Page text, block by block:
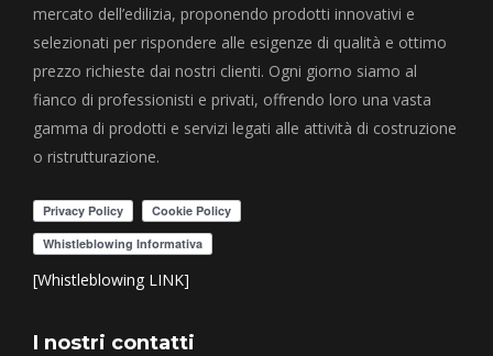
mercato dell’edilizia, proponendo prodotti innovativi e
selezionati per rispondere alle esigenze di qualità e ottimo
prezzo richieste dai nostri clienti. Ogni giorno siamo al
fianco di professionisti e privati, offrendo loro una vasta
gamma di prodotti e servizi legati alle attività di costruzione
o ristrutturazione.
[Whistleblowing LINK]
I nostri contatti